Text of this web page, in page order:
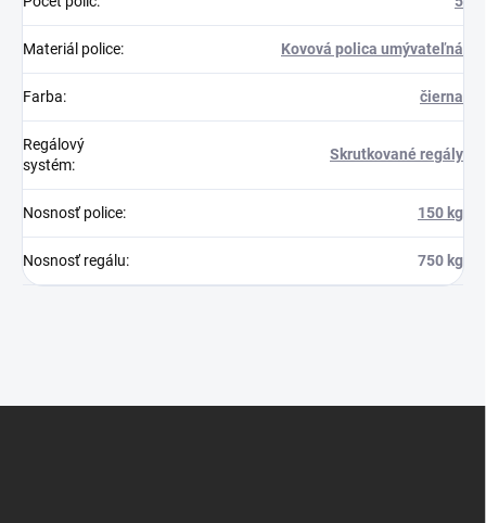
Materiál police: Kovová polica umývateľná
Farba: čierna
Regálový
systém:
Skrutkované regály
Nosnosť police: 150 kg
Nosnosť regálu: 750 kg